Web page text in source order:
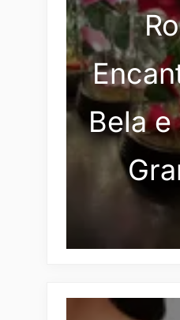
Bela e